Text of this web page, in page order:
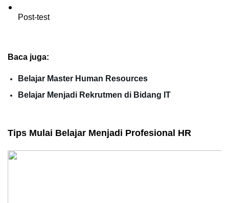
Post-test
Baca juga:
Belajar Master Human Resources
Belajar Menjadi Rekrutmen di Bidang IT
Tips Mulai Belajar Menjadi Profesional HR